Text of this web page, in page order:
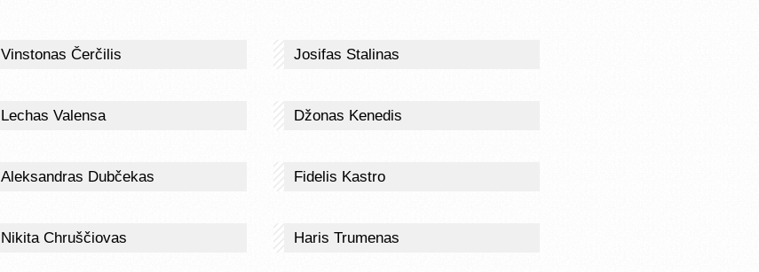
Vinstonas Čerčilis Josifas Stalinas
Lechas Valensa Džonas Kenedis
Aleksandras Dubčekas Fidelis Kastro
Nikita Chruščiovas Haris Trumenas